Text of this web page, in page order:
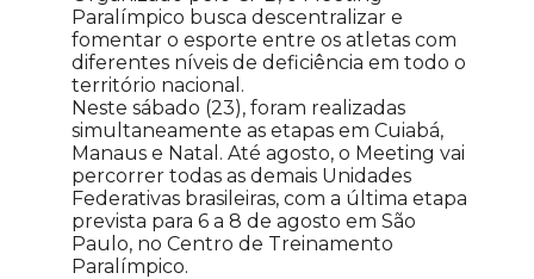
Paralímpico busca descentralizar e
fomentar o esporte entre os atletas com
diferentes níveis de deficiência em todo o
território nacional.
Neste sábado (23), foram realizadas
simultaneamente as etapas em Cuiabá,
Manaus e Natal. Até agosto, o Meeting vai
percorrer todas as demais Unidades
Federativas brasileiras, com a última etapa
prevista para 6 a 8 de agosto em São
Paulo, no Centro de Treinamento
Paralímpico.